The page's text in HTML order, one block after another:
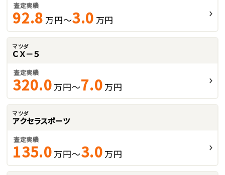
査定実績
92.8 万円～3.0 万円
マツダ
ＣＸ－５
査定実績
320.0 万円～7.0 万円
マツダ
アクセラスポーツ
査定実績
135.0 万円～3.0 万円